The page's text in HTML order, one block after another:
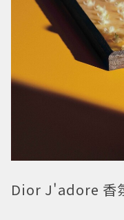
Dior J'adore 香